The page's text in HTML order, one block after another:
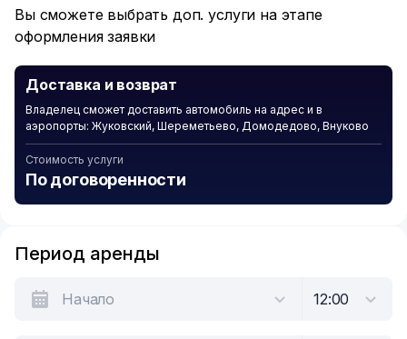
Вы сможете выбрать доп. услуги на этапе
оформления заявки
Доставка и возврат
Владелец сможет доставить автомобиль на адрес и в
аэропорты: Жуковский, Шереметьево, Домодедово, Внуково
Стоимость услуги
По договоренности
Период аренды